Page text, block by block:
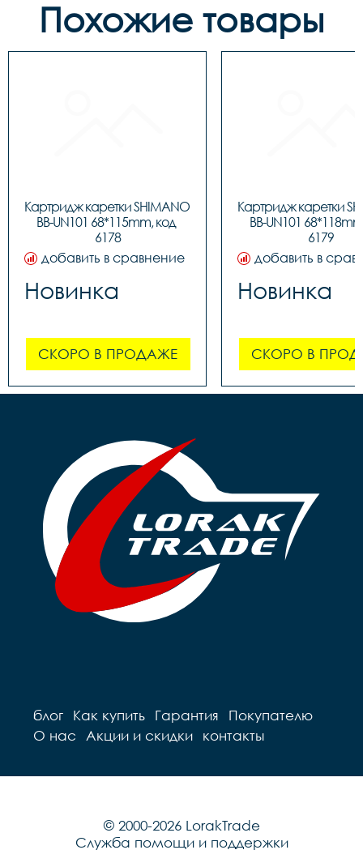
Похожие товары
Картридж каретки SHIMANO
BB-UN101 68*115mm, код
6178
добавить в сравнение
Новинка
СКОРО В ПРОДАЖЕ
Картридж каретки
BB-UN101
6179
добавить в
Новинка
СКОРО В
блог Как купить Гарантия
Покупателю
О нас
Акции и скидки контакты
© 2000-2026 LorakTrade
Служба помощи и поддержки